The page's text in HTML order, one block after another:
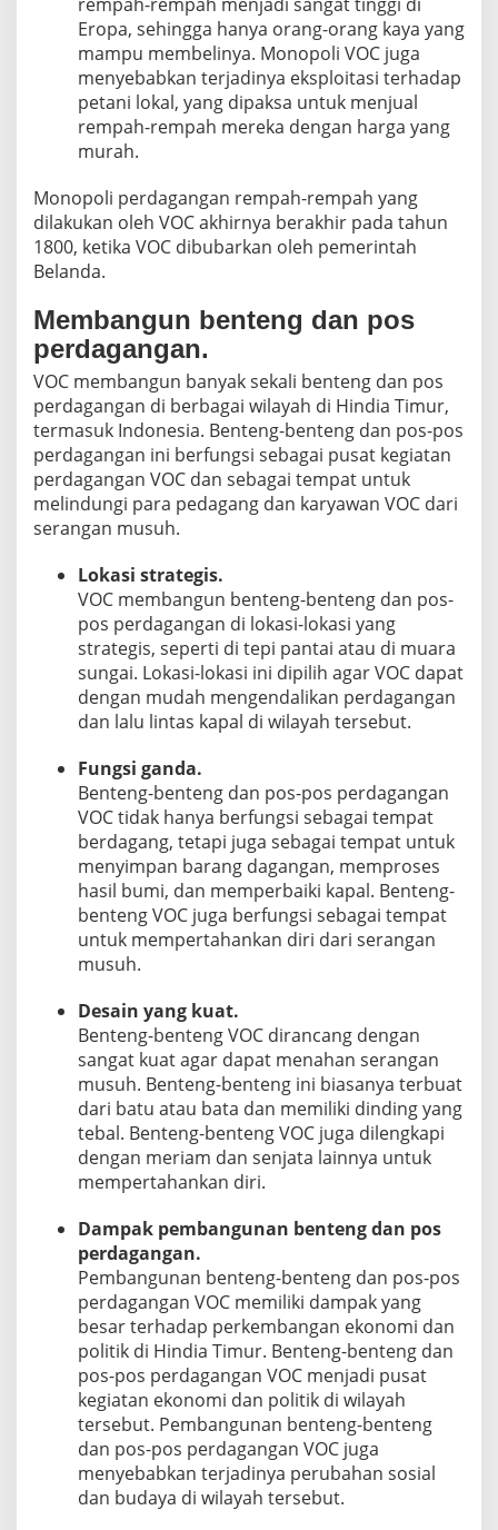
Eropa, sehingga hanya orang-orang kaya yang
mampu membelinya. Monopoli VOC juga
menyebabkan terjadinya eksploitasi terhadap
petani lokal, yang dipaksa untuk menjual
rempah-rempah mereka dengan harga yang
murah.
Monopoli perdagangan rempah-rempah yang
dilakukan oleh VOC akhirnya berakhir pada tahun
1800, ketika VOC dibubarkan oleh pemerintah
Belanda.
Membangun benteng dan pos
perdagangan.
VOC membangun banyak sekali benteng dan pos
perdagangan di berbagai wilayah di Hindia Timur,
termasuk Indonesia. Benteng-benteng dan pos-pos
perdagangan ini berfungsi sebagai pusat kegiatan
perdagangan VOC dan sebagai tempat untuk
melindungi para pedagang dan karyawan VOC dari
serangan musuh.
Lokasi strategis.
VOC membangun benteng-benteng dan pos-
pos perdagangan di lokasi-lokasi yang
strategis, seperti di tepi pantai atau di muara
sungai. Lokasi-lokasi ini dipilih agar VOC dapat
dengan mudah mengendalikan perdagangan
dan lalu lintas kapal di wilayah tersebut.
Fungsi ganda.
Benteng-benteng dan pos-pos perdagangan
VOC tidak hanya berfungsi sebagai tempat
berdagang, tetapi juga sebagai tempat untuk
menyimpan barang dagangan, memproses
hasil bumi, dan memperbaiki kapal. Benteng-
benteng VOC juga berfungsi sebagai tempat
untuk mempertahankan diri dari serangan
musuh.
Desain yang kuat.
Benteng-benteng VOC dirancang dengan
sangat kuat agar dapat menahan serangan
musuh. Benteng-benteng ini biasanya terbuat
dari batu atau bata dan memiliki dinding yang
tebal. Benteng-benteng VOC juga dilengkapi
dengan meriam dan senjata lainnya untuk
mempertahankan diri.
Dampak pembangunan benteng dan pos
perdagangan.
Pembangunan benteng-benteng dan pos-pos
perdagangan VOC memiliki dampak yang
besar terhadap perkembangan ekonomi dan
politik di Hindia Timur. Benteng-benteng dan
pos-pos perdagangan VOC menjadi pusat
kegiatan ekonomi dan politik di wilayah
tersebut. Pembangunan benteng-benteng
dan pos-pos perdagangan VOC juga
menyebabkan terjadinya perubahan sosial
dan budaya di wilayah tersebut.